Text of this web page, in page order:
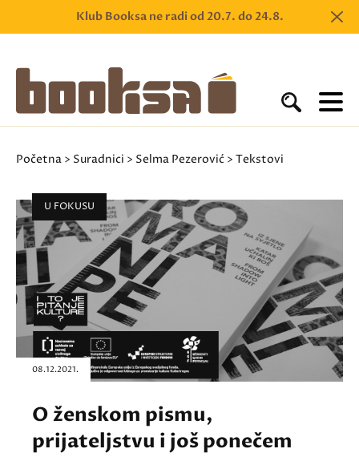
Klub Booksa ne radi od 20.7. do 24.8.
Početna > Suradnici > Selma Pezerović > Tekstovi
U FOKUSU
08.12.2021.
O ženskom pismu,
prijateljstvu i još ponečem